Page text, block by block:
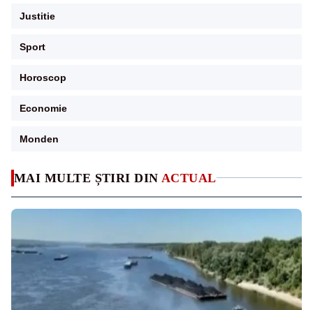
MAI MULTE ȘTIRI DIN ACTUAL
Justitie
Sport
Horoscop
Economie
Monden